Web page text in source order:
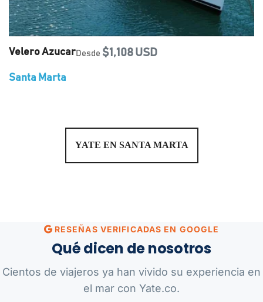
Velero AzucarDesde $1,108 USD
Santa Marta
YATE EN SANTA MARTA
RESEÑAS VERIFICADAS EN GOOGLE
Qué dicen de nosotros
Cientos de viajeros ya han vivido su experiencia en
el mar con Yate.co.